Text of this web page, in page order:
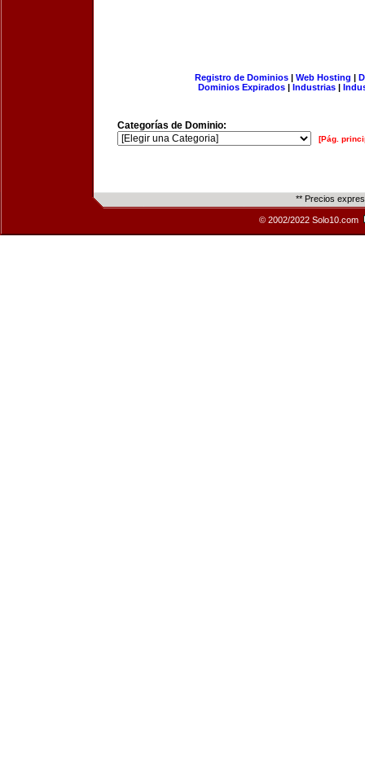
Registro de Dominios| Web Hosting |
Dominios Expirados | Industrias |
Categorías de Dominio:
[Pág.
** Precios
© 2002/2022 Solo10.com